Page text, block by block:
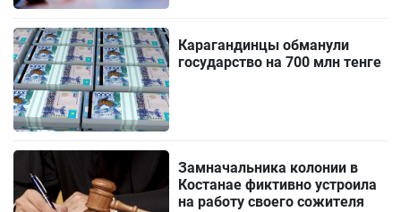
Карагандинцы обманули
государство на 700 млн тенге
Замначальника колонии в
Костанае фиктивно устроила
на работу своего сожителя